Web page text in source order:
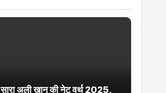
सारा अली खान की नेट वर्थ 2025,